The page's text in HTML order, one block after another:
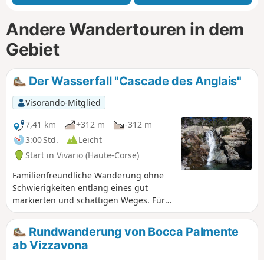
Andere Wandertouren in dem
Gebiet
Der Wasserfall "Cascade des Anglais"
Visorando-Mitglied
7,41 km
+312 m
-312 m
3:00 Std.
Leicht
Start in Vivario (Haute-Corse)
Familienfreundliche Wanderung ohne
Schwierigkeiten entlang eines gut
markierten und schattigen Weges. Für
alle, die einigermaßen gut zu Fuß sind,
ist der Weg gut machbar. Forellenfluss,
reines Wasser, Gumpen, Wasserfälle.
Rundwanderung von Bocca Palmente
ab Vizzavona